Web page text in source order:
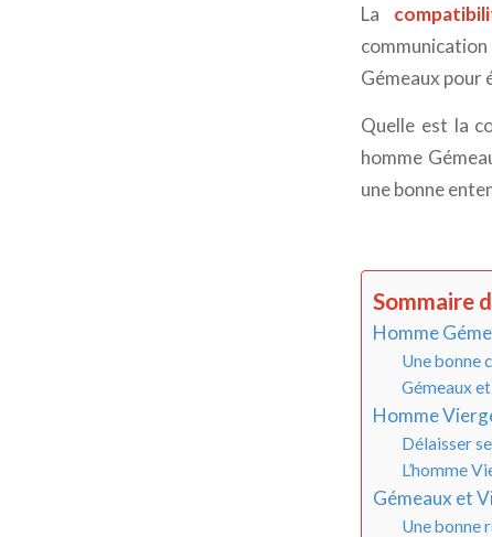
La
Gémeaux pour
Quelle est la
homme
une bonne
Sommaire
Homme
Une bonne
Gémeaux
Homme
Délaisser
L’homme
Gémeaux et
Une bonne